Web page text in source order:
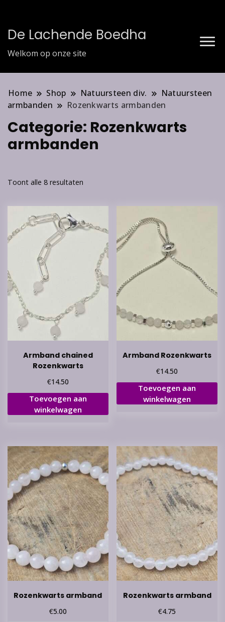
De Lachende Boedha
Welkom op onze site
Home Shop Natuursteen div.
Natuursteen
armbanden
Rozenkwarts armbanden
Categorie: Rozenkwarts
armbanden
Toont alle 8 resultaten
Armband chained
Rozenkwarts
€14.50
Toevoegen aan
winkelwagen
Armband Rozenkwarts
€14.50
Toevoegen aan
winkelwagen
Rozenkwarts armband
€5.00
Rozenkwarts armband
€4.75